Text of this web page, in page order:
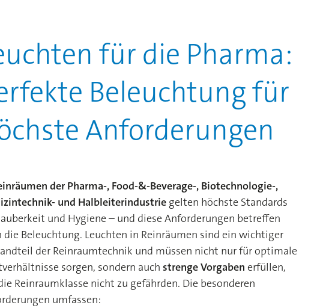
für die Pharma:
Beleuchtung für
Anforderungen
der Pharma-, Food-&-Beverage-, Biotechnologie-,
und Halbleiterindustrie gelten höchste Standards
und Hygiene – und diese Anforderungen betreffen
die Beleuchtung. Leuchten in Reinräumen sind ein wichtiger
der Reinraumtechnik und müssen nicht nur für optimale
sorgen, sondern auch strenge Vorgaben erfüllen,
Reinraumklasse nicht zu gefährden. Die besonderen
umfassen: